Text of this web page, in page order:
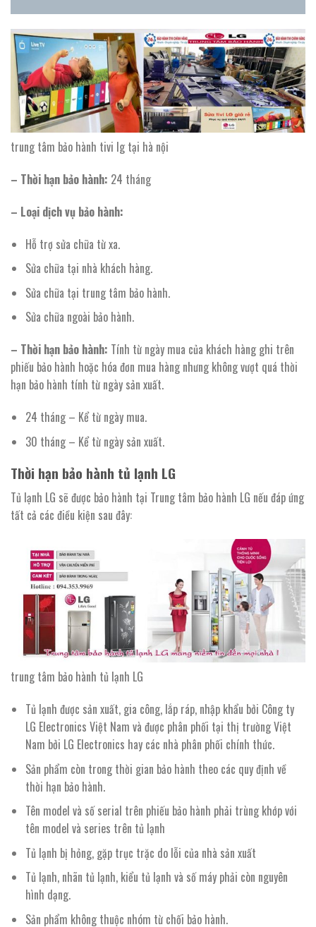
trung tâm bảo hành tivi lg tại hà nội
– Thời hạn bảo hành: 24 tháng
– Loại dịch vụ bảo hành:
Hỗ trợ sửa chữa từ xa.
Sửa chữa tại nhà khách hàng.
Sửa chữa tại trung tâm bảo hành.
Sửa chữa ngoài bảo hành.
– Thời hạn bảo hành: Tính từ ngày mua của khách hàng ghi trên
phiếu bảo hành hoặc hóa đơn mua hàng nhưng không vượt quá thời
hạn bảo hành tính từ ngày sản xuất.
24 tháng – Kể từ ngày mua.
30 tháng – Kể từ ngày sản xuất.
Thời hạn bảo hành tủ lạnh LG
Tủ lạnh LG sẽ được bảo hành tại Trung tâm bảo hành LG nếu đáp ứng
tất cả các điều kiện sau đây:
trung tâm bảo hành tủ lạnh LG
Tủ lạnh được sản xuất, gia công, lắp ráp, nhập khẩu bởi Công ty
LG Electronics Việt Nam và được phân phối tại thị trường Việt
Nam bởi LG Electronics hay các nhà phân phối chính thức.
Sản phẩm còn trong thời gian bảo hành theo các quy định về
thời hạn bảo hành.
Tên model và số serial trên phiếu bảo hành phải trùng khớp với
tên model và series trên tủ lạnh
Tủ lạnh bị hỏng, gặp trục trặc do lỗi của nhà sản xuất
Tủ lạnh, nhãn tủ lạnh, kiểu tủ lạnh và số máy phải còn nguyên
hình dạng.
Sản phẩm không thuộc nhóm từ chối bảo hành.